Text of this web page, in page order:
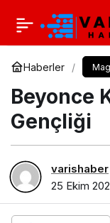
Haberler
Beyonce
Gençliği
varishaber
25 Ekim